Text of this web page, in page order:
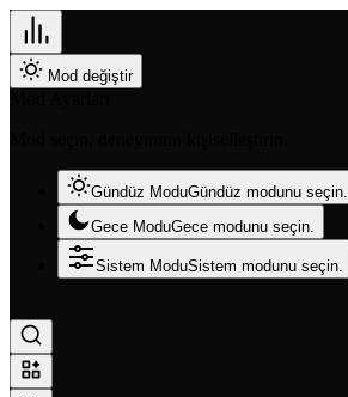
Mod değiştir
Gündüz ModuGündüz modunu seçin.
Gece ModuGece modunu seçin.
Sistem ModuSistem modunu seçin.